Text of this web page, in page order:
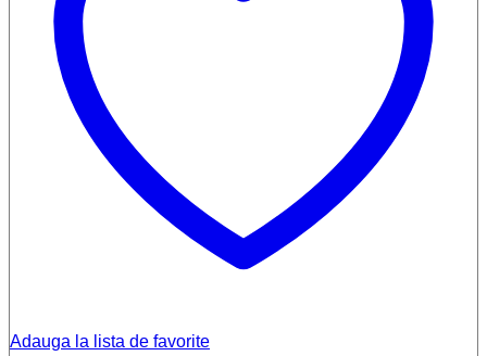
Adauga la lista de favorite